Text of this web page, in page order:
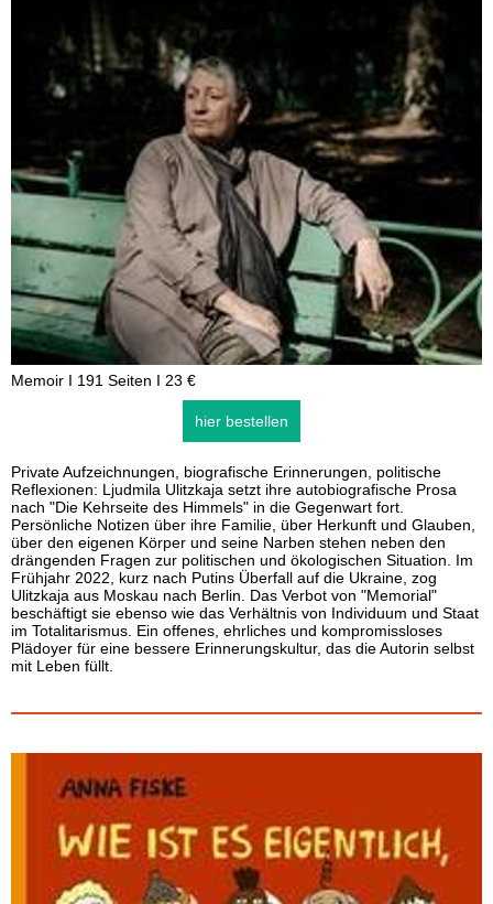
Memoir I 191 Seiten I 23 €
hier bestellen
Private Aufzeichnungen, biografische Erinnerungen, politische
Reflexionen: Ljudmila Ulitzkaja setzt ihre autobiografische Prosa
nach "Die Kehrseite des Himmels" in die Gegenwart fort.
Persönliche Notizen über ihre Familie, über Herkunft und Glauben,
über den eigenen Körper und seine Narben stehen neben den
drängenden Fragen zur politischen und ökologischen Situation. Im
Frühjahr 2022, kurz nach Putins Überfall auf die Ukraine, zog
Ulitzkaja aus Moskau nach Berlin. Das Verbot von "Memorial"
beschäftigt sie ebenso wie das Verhältnis von Individuum und Staat
im Totalitarismus. Ein offenes, ehrliches und kompromissloses
Plädoyer für eine bessere Erinnerungskultur, das die Autorin selbst
mit Leben füllt.